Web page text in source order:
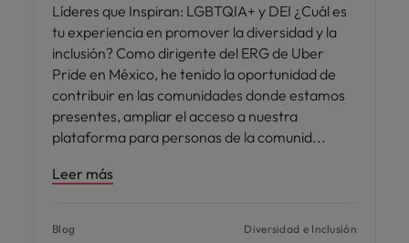
Líderes que Inspiran: LGBTQIA+ y DEI ¿Cuál es
tu experiencia en promover la diversidad y la
inclusión? Como dirigente del ERG de Uber
Pride en México, he tenido la oportunidad de
contribuir en las comunidades donde estamos
presentes, ampliar el acceso a nuestra
plataforma para personas de la comunid
Leer más
Blog Diversidad e Inclusión